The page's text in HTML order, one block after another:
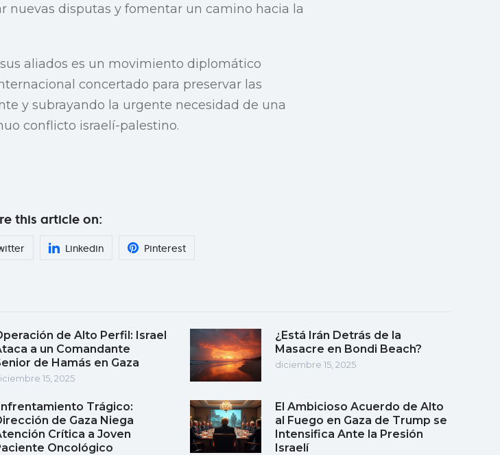
disputas y fomentar un camino hacia la
aliados es un movimiento diplomático
concertado para preservar las
y subrayando la urgente necesidad de una
conflicto israelí-palestino.
this article on:
Linkedin Pinterest
de Alto Perfil: Israel
a un Comandante
de Hamás en Gaza
15, 2025
¿Está Irán Detrás de la
Masacre en Bondi Beach?
diciembre 15, 2025
Trágico:
de Gaza Niega
Crítica a Joven
Oncológico
El Ambicioso Acuerdo de Alto
al Fuego en Gaza de Trump se
Intensifica Ante la Presión
Israelí